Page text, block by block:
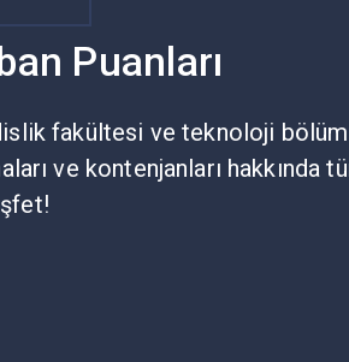
Puanları
fakültesi ve teknoloji
ve kontenjanları hakkında